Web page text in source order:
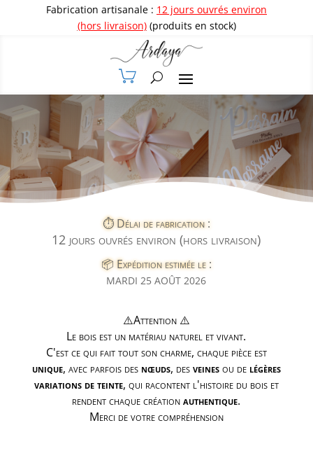
Fabrication artisanale : 12 jours ouvrés environ
(hors livraison)(produits en stock)
⏱️ Délai de fabrication :
12 jours ouvrés environ (hors livraison)
📦 Expédition estimée le :
MARDI 25 AOÛT 2026
⚠️Attention ⚠️
Le bois est un matériau naturel et vivant.
C'est ce qui fait tout son charme, chaque pièce est
unique, avec parfois des nœuds, desveinesou de légères
variations de teinte, qui racontent l'histoire du bois et
rendent chaque créationauthentique.
Merci de votre compréhension